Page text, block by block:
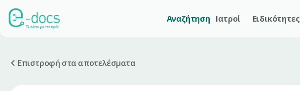
Αναζήτηση Ιατροί Ειδικότητες
Επιστροφή στα αποτελέσματα